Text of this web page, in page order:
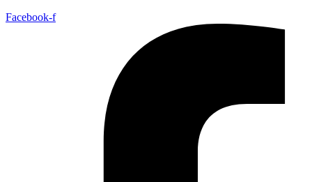
Facebook-f